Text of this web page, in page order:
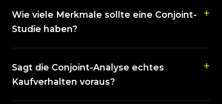
Wie viele Merkmale sollte eine Conjoint-
Studie haben?
Sagt die Conjoint-Analyse echtes
Kaufverhalten voraus?